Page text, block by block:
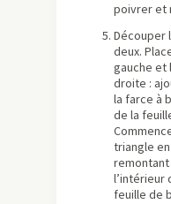
poivrer et
Découper
deux.
gauche et
droite :
la farce à
de la
triangle
remontant
l’intérieur
feuille de